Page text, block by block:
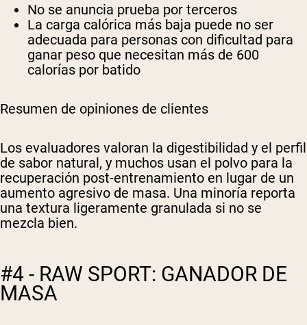
No se anuncia prueba por terceros
La carga calórica más baja puede no ser
adecuada para personas con dificultad para
ganar peso que necesitan más de 600
calorías por batido
Resumen de opiniones de clientes
Los evaluadores valoran la digestibilidad y el perfil
de sabor natural, y muchos usan el polvo para la
recuperación post-entrenamiento en lugar de un
aumento agresivo de masa. Una minoría reporta
una textura ligeramente granulada si no se
mezcla bien.
#4 - RAW SPORT: GANADOR DE
MASA